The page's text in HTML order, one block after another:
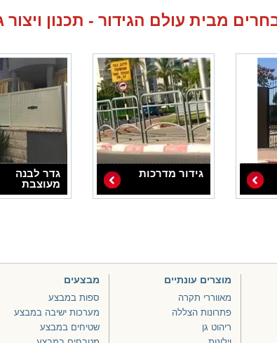
מבית עולם הגידור - תכנון ויצור
גידור מדרכות
גדר לבנה
מעוצבת
מוצרים עונתיים
מאווררי תקרה
פתרונות הצללה
ריהוט גן
מבצעים
ספות במבצע
מערכות ישיבה במבצע
שטיחים במבצע